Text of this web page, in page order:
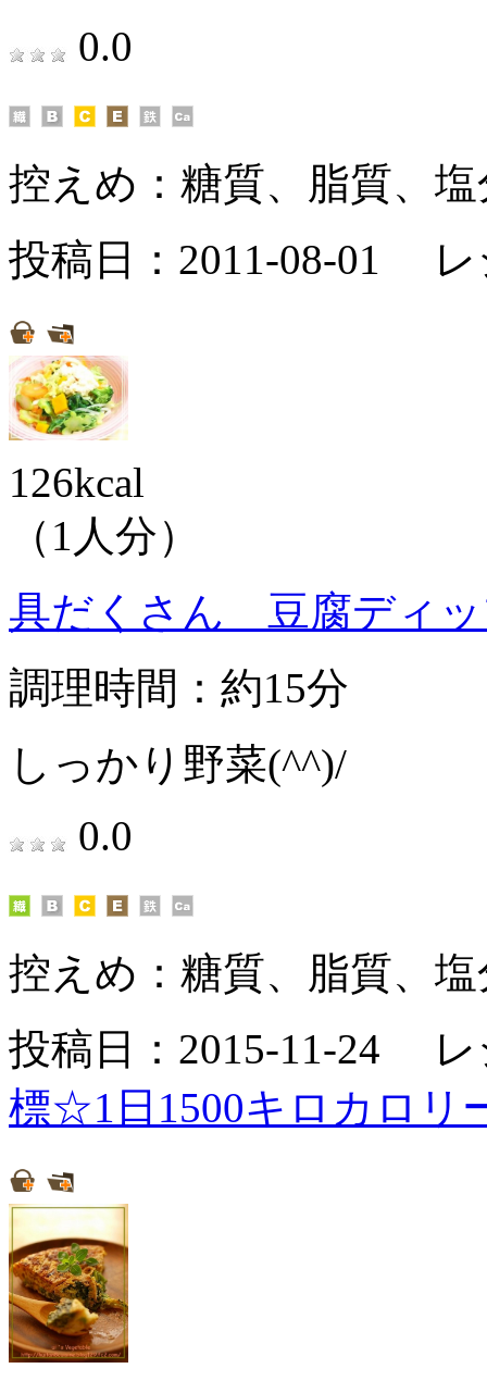
0.0
控えめ： 糖質、脂質、
投稿日：2011-08-01
126kcal
（1人分）
具だくさん 豆腐ディッ
調理時間：約15分
しっかり野菜(^^)/
0.0
控えめ： 糖質、脂質、
投稿日：2015-11-24
標☆1日1500キロカロリ